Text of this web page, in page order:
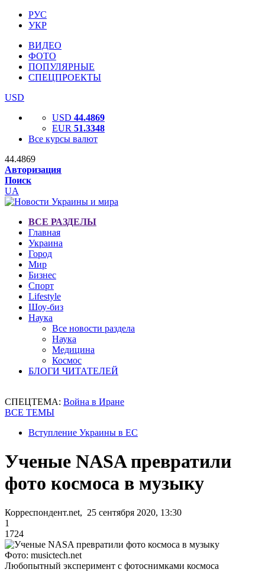
РУС
УКР
ВИДЕО
ФОТО
ПОПУЛЯРНЫЕ
СПЕЦПРОЕКТЫ
USD
USD 44.4869
EUR 51.3348
Все курсы валют
44.4869
Авторизация
Поиск
UA
ВСЕ РАЗДЕЛЫ
Главная
Украина
Город
Мир
Бизнес
Спорт
Lifestyle
Шоу-биз
Наука
Все новости раздела
Наука
Медицина
Космос
БЛОГИ ЧИТАТЕЛЕЙ
СПЕЦТЕМА: Война в Иране
ВСЕ ТЕМЫ
Вступление Украины в ЕС
Ученые NASA превратили
фото космоса в музыку
Корреспондент.net, 25 сентября 2020, 13:30
1
1724
Фото: musictech.net
Любопытный эксперимент с фотоснимками космоса